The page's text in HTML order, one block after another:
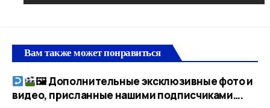
Вам также может понравиться
🖼 Дополнительные эксклюзивные фото и
видео, присланные нашими подписчиками….​